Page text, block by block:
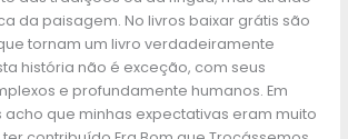
da paisagem. No livros baixar grátis são
tornam um livro verdadeiramente
história não é exceção, com seus
e profundamente humanos. Em
acho que minhas expectativas eram muito